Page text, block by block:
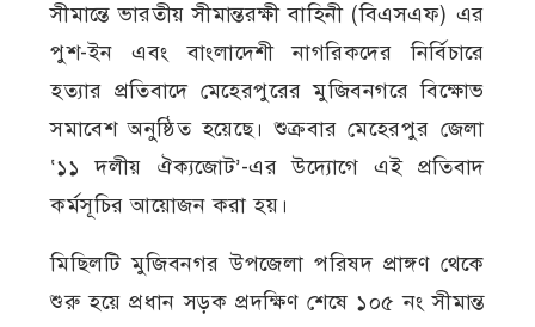
সীমান্তে ভারতীয় সীমান্তরক্ষী বাহিনী (বিএসএফ) এর
পুশ-ইন এবং বাংলাদেশী নাগরিকদের নির্বিচারে
হত্যার প্রতিবাদে মেহেরপুরের মুজিবনগরে বিক্ষোভ
সমাবেশ অনুষ্ঠিত হয়েছে। শুক্রবার মেহেরপুর জেলা
‘১১ দলীয় ঐক্যজোট’-এর উদ্যোগে এই প্রতিবাদ
কর্মসূচির আয়োজন করা হয়।
মিছিলটি মুজিবনগর উপজেলা পরিষদ প্রাঙ্গণ থেকে
শুরু হয়ে প্রধান সড়ক প্রদক্ষিণ শেষে ১০৫ নং সীমান্ত